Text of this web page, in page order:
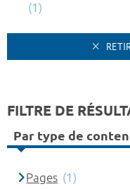
(1)
FILTRE DE
Par type de
Pages (1)